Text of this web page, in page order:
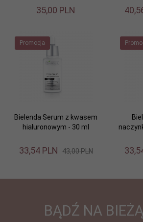
35,00 PLN 40,
Promocja
Bielenda Serum z kwasem
hialuronowym - 30 ml
33,54 PLN 43,00 PLN 33,
BĄDŹ NA